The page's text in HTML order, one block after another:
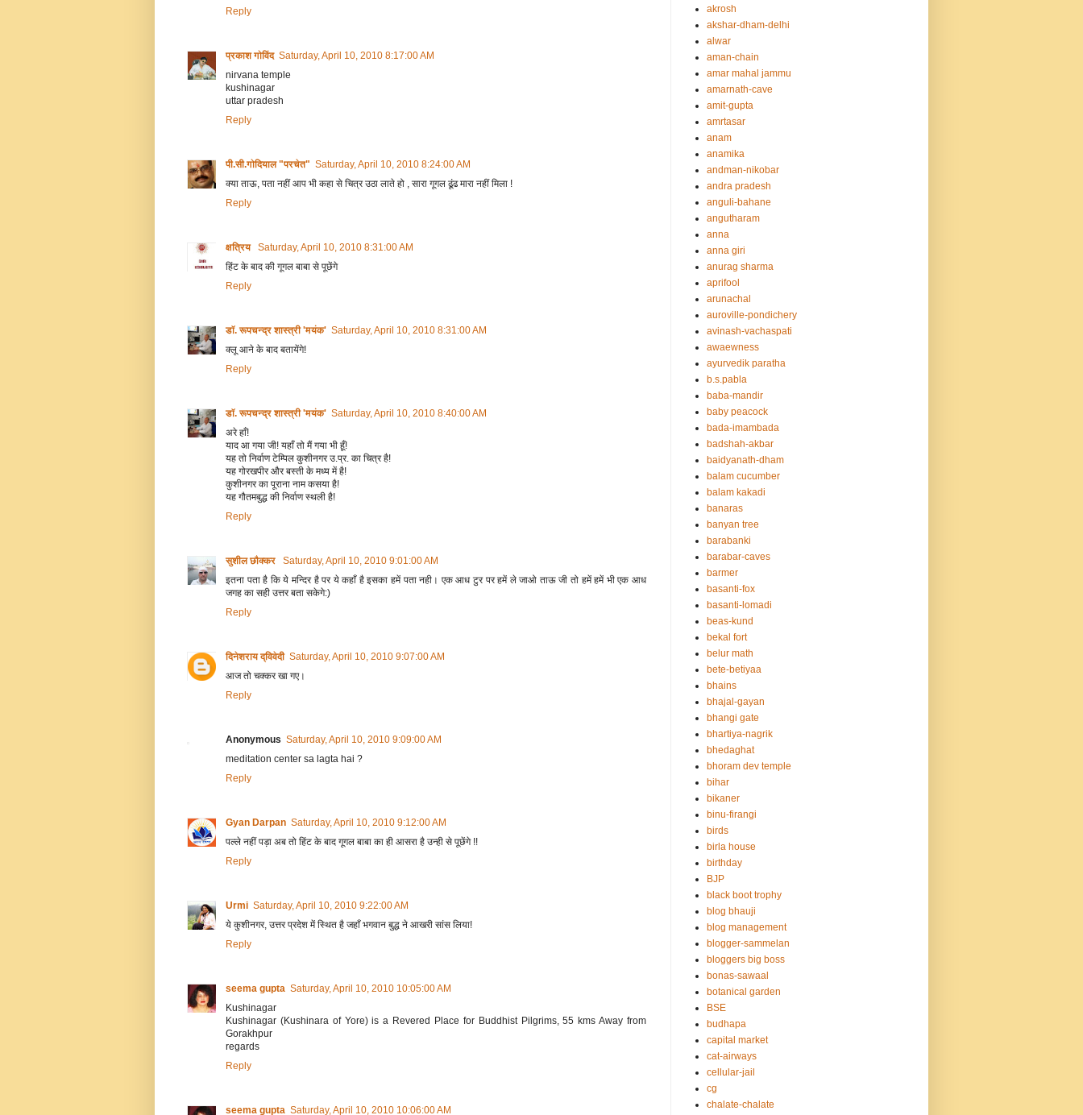
Reply
प्रकाश गोविंद Saturday, April 10, 2010 8:17:00 AM
nirvana temple
kushinagar
uttar pradesh
Reply
पी.सी.गोदियाल "परचेत" Saturday, April 10, 2010 8:24:00 AM
क्या ताऊ, पता नहीं आप भी कहा से चित्र उठा लाते हो , सारा गूगल ढूंढ मारा नहीं मिला !
Reply
क्षत्रिय Saturday, April 10, 2010 8:31:00 AM
हिंट के बाद की गूगल बाबा से पूछेंगे
Reply
डॉ. रूपचन्द्र शास्त्री 'मयंक' Saturday, April 10, 2010 8:31:00 AM
क्लू आने के बाद बतायेंगे!
Reply
डॉ. रूपचन्द्र शास्त्री 'मयंक' Saturday, April 10, 2010 8:40:00 AM
अरे हाँ!
याद आ गया जी! यहाँ तो मैं गया भी हूँ!
यह तो निर्वाण टेम्पिल कुशीनगर उ.प्र. का चित्र है!
यह गोरखपीर और बस्ती के मध्य में है!
कुशीनगर का पूराना नाम कसया है!
यह गौतमबुद्ध की निर्वाण स्थली है!
Reply
सुशील छौक्कर
Saturday, April 10, 2010 9:01:00 AM
इतना पता है कि ये मन्दिर है पर ये कहाँ है इसका हमें पता नही। एक आध टुर पर हमें ले जाओ ताऊ जी तो हमें हमें भी एक आध
जगह का सही उत्तर बता सकेगे:)
Reply
दिनेशराय द्विवेदी Saturday, April 10, 2010 9:07:00 AM
आज तो चक्कर खा गए।
Reply
Anonymous Saturday, April 10, 2010 9:09:00 AM
meditation center sa lagta hai ?
Reply
Gyan Darpan Saturday, April 10, 2010 9:12:00 AM
पल्ले नहीं पड़ा अब तो हिंट के बाद गूगल बाबा का ही आसरा है उन्ही से पूछेंगे !!
Reply
Urmi Saturday, April 10, 2010 9:22:00 AM
ये कुशीनगर, उत्तर प्रदेश में स्थित है जहाँ भगवान बुद्ध ने आखरी सांस लिया!
Reply
seema gupta Saturday, April 10, 2010 10:05:00 AM
Kushinagar
Kushinagar (Kushinara of Yore) is a Revered Place for Buddhist Pilgrims, 55 kms Away from
Gorakhpur
regards
Reply
seema gupta Saturday, April 10, 2010 10:06:00 AM
akrosh
akshar-dham-delhi
alwar
aman-chain
amar mahal jammu
amarnath-cave
amit-gupta
amrtasar
anam
anamika
andman-nikobar
andra pradesh
anguli-bahane
angutharam
anna
anna giri
anurag sharma
aprifool
arunachal
auroville-pondichery
avinash-vachaspati
awaewness
ayurvedik paratha
b.s.pabla
baba-mandir
baby peacock
bada-imambada
badshah-akbar
baidyanath-dham
balam cucumber
balam kakadi
banaras
banyan tree
barabanki
barabar-caves
barmer
basanti-fox
basanti-lomadi
beas-kund
bekal fort
belur math
bete-betiyaa
bhains
bhajal-gayan
bhangi gate
bhartiya-nagrik
bhedaghat
bhoram dev temple
bihar
bikaner
binu-firangi
birds
birla house
birthday
BJP
black boot trophy
blog bhauji
blog management
blogger-sammelan
bloggers big boss
bonas-sawaal
botanical garden
BSE
budhapa
capital market
cat-airways
cellular-jail
cg
chalate-chalate